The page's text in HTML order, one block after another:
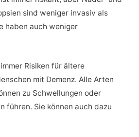
sind weniger invasiv als
haben auch weniger
Risiken für ältere
mit Demenz. Alle Arten
zu Schwellungen oder
führen. Sie können auch dazu